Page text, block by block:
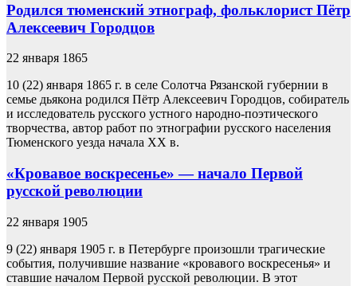
Родился тюменский этнограф, фольклорист Пётр
Алексеевич Городцов
22 января 1865
10 (22) января 1865 г. в селе Солотча Рязанской губернии в
семье дьякона родился Пётр Алексеевич Городцов, собиратель
и исследователь русского устного народно-поэтического
творчества, автор работ по этнографии русского населения
Тюменского уезда начала XX в.
«Кровавое воскресенье» — начало Первой
русской революции
22 января 1905
9 (22) января 1905 г. в Петербурге произошли трагические
события, получившие название «кровавого воскресенья» и
ставшие началом Первой русской революции. В этот